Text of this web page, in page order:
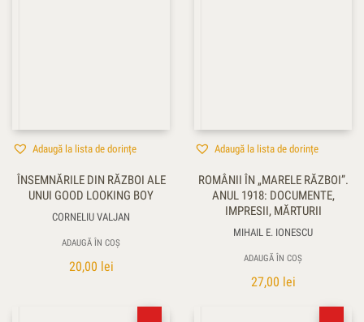
Adaugă la lista de dorințe
ÎNSEMNĂRILE DIN RĂZBOI ALE
UNUI GOOD LOOKING BOY
CORNELIU VALJAN
ADAUGĂ ÎN COȘ
20,00 lei
Adaugă la lista de dorințe
ROMÂNII ÎN „MARELE RĂZBOI”.
ANUL 1918: DOCUMENTE,
IMPRESII, MĂRTURII
MIHAIL E. IONESCU
ADAUGĂ ÎN COȘ
27,00 lei